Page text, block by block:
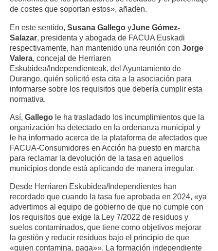
de costes que soportan estos», añaden.
En este sentido, Susana Gallego yJune Gómez-
Salazar , presidenta y abogada de FACUA Euskadi
respectivamente, han mantenido una reunión con Jorge
Valera , concejal de Herriaren
Eskubidea/Independienteak, del Ayuntamiento de
Durango, quién solicitó esta cita a la asociación para
informarse sobre los requisitos que debería cumplir esta
normativa.
Así, Gallego le ha trasladado los incumplimientos que la
organización ha detectado en la ordenanza municipal y
le ha informado acerca de la plataforma de afectados que
FACUA-Consumidores en Acción ha puesto en marcha
para reclamar la devolución de la tasa en aquellos
municipios donde está aplicando de manera irregular.
Desde Herriaren Eskubidea/Independientes han
recordado que cuando la tasa fue aprobada en 2024, «ya
advertimos al equipo de gobierno de que no cumple con
los requisitos que exige la Ley 7/2022 de residuos y
suelos contaminados, que tiene como objetivos mejorar
la gestión y reducir residuos bajo el principio de que
«quien contamina, paga»». La formación independiente